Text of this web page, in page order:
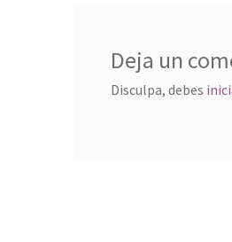
Deja un
Disculpa, debes